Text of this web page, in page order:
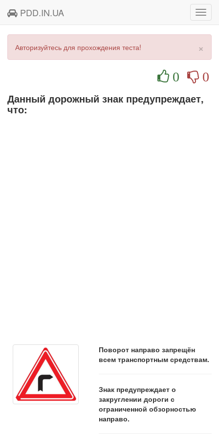
PDD.IN.UA
×
Авторизуйтесь для прохождения теста!
0 0
Данный дорожный знак предупреждает,
что:
Поворот направо запрещён
всем транспортным средствам.
Знак предупреждает о
закруглении дороги с
ограниченной обзорностью
направо.